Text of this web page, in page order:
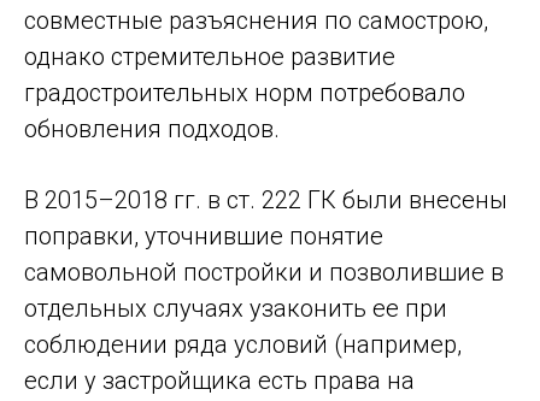
совместные разъяснения по самострою,
однако стремительное развитие
градостроительных норм потребовало
обновления подходов.
В 2015–2018 гг. в ст. 222 ГК были внесены
поправки, уточнившие понятие
самовольной постройки и позволившие в
отдельных случаях узаконить ее при
соблюдении ряда условий (например,
если у застройщика есть права на